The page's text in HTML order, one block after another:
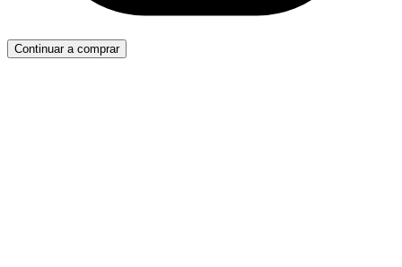
Continuar a comprar